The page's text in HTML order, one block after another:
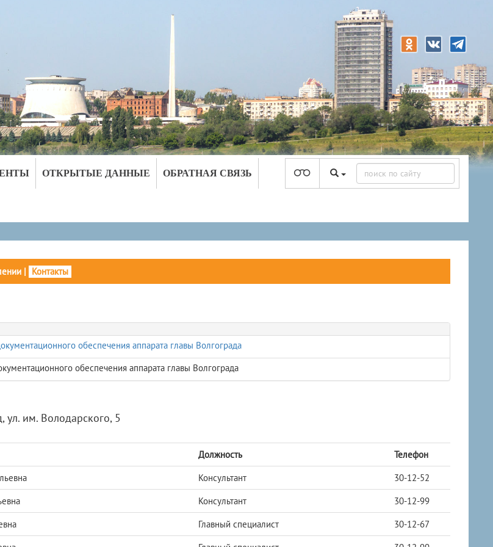
ОТКРЫТЫЕ ДАННЫЕ ОБРАТНАЯ СВЯЗЬ
| Контакты
обеспечения аппарата главы Волгограда
обеспечения аппарата главы Волгограда
ул. им. Володарского, 5
Должность
Телефон
Консультант
30-12-52
Консультант
30-12-99
Главный специалист
30-12-67